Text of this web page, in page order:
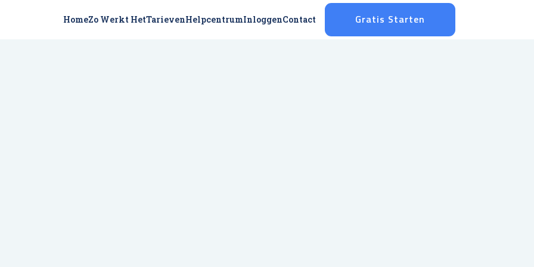
HomeZo Werkt HetTarievenHelpcentrumInloggenContact Gratis Starten